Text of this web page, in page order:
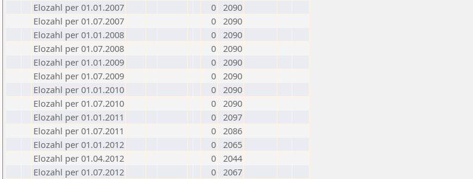
Elozahl per 01.01.2007
0 2090
Elozahl per 01.07.2007
0 2090
Elozahl per 01.01.2008
0 2090
Elozahl per 01.07.2008
0 2090
Elozahl per 01.01.2009
0 2090
Elozahl per 01.07.2009
0 2090
Elozahl per 01.01.2010
0 2090
Elozahl per 01.07.2010
0 2090
Elozahl per 01.01.2011
0 2097
Elozahl per 01.07.2011
0 2086
Elozahl per 01.01.2012
0 2065
Elozahl per 01.04.2012
0 2044
Elozahl per 01.07.2012
0 2067